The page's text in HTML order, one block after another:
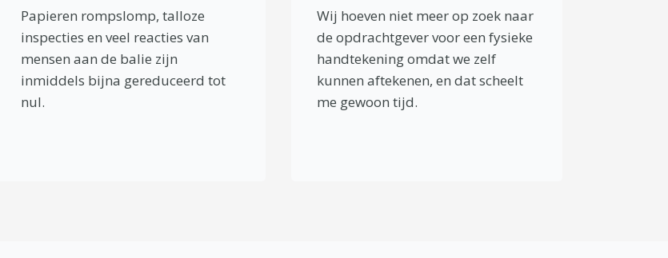
Papieren rompslomp, talloze
inspecties en veel reacties van
mensen aan de balie zijn
inmiddels bijna gereduceerd tot
nul.
Wij hoeven niet meer op zoek naar
de opdrachtgever voor een fysieke
handtekening omdat we zelf
kunnen aftekenen, en dat scheelt
me gewoon tijd.